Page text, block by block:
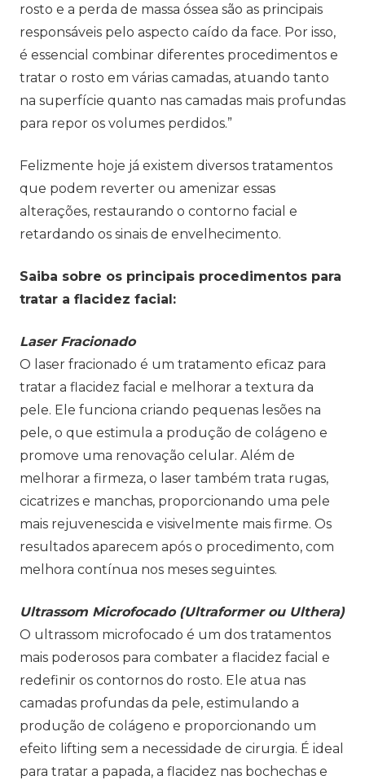
rosto e a perda de massa óssea são as principais
responsáveis pelo aspecto caído da face. Por isso,
é essencial combinar diferentes procedimentos e
tratar o rosto em várias camadas, atuando tanto
na superfície quanto nas camadas mais profundas
para repor os volumes perdidos.”
Felizmente hoje já existem diversos tratamentos
que podem reverter ou amenizar essas
alterações, restaurando o contorno facial e
retardando os sinais de envelhecimento.
Saiba sobre os principais procedimentos para
tratar a flacidez facial:
Laser Fracionado
O laser fracionado é um tratamento eficaz para
tratar a flacidez facial e melhorar a textura da
pele. Ele funciona criando pequenas lesões na
pele, o que estimula a produção de colágeno e
promove uma renovação celular. Além de
melhorar a firmeza, o laser também trata rugas,
cicatrizes e manchas, proporcionando uma pele
mais rejuvenescida e visivelmente mais firme. Os
resultados aparecem após o procedimento, com
melhora contínua nos meses seguintes.
Ultrassom Microfocado (Ultraformer ou Ulthera)
O ultrassom microfocado é um dos tratamentos
mais poderosos para combater a flacidez facial e
redefinir os contornos do rosto. Ele atua nas
camadas profundas da pele, estimulando a
produção de colágeno e proporcionando um
efeito lifting sem a necessidade de cirurgia. É ideal
para tratar a papada, a flacidez nas bochechas e